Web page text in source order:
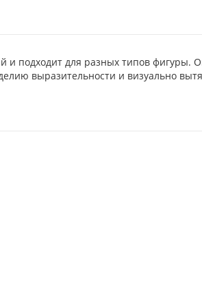
подходит для разных типов фигуры.
выразительности и визуально